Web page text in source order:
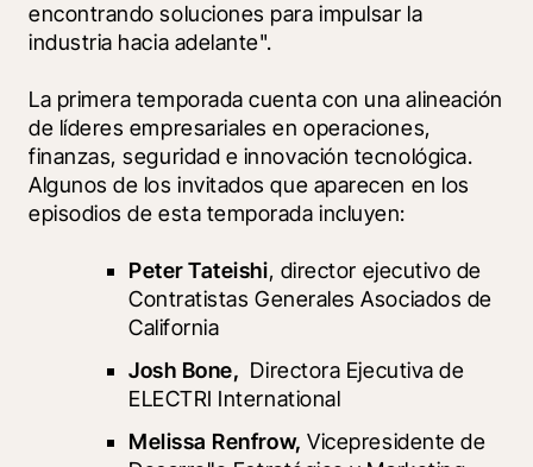
encontrando soluciones para impulsar la
industria hacia adelante".
La primera temporada cuenta con una alineación
de líderes empresariales en operaciones,
finanzas, seguridad e innovación tecnológica.
Algunos de los invitados que aparecen en los
episodios de esta temporada incluyen:
Peter Tateishi, director ejecutivo de
Contratistas Generales Asociados de
California
Josh Bone, Directora Ejecutiva de
ELECTRI International
Melissa Renfrow, Vicepresidente de